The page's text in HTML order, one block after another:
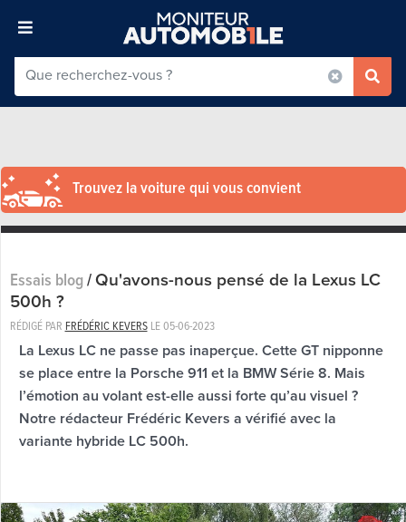
Trouvez la voiture qui vous convient
Essais blog/Qu'avons-nous pensé de la Lexus LC
500h ?
RÉDIGÉ PAR FRÉDÉRIC KEVERSLE05-06-2023
La Lexus LC ne passe pas inaperçue. Cette GT nipponne
se place entre la Porsche 911 et la BMW Série 8. Mais
l’émotion au volant est-elle aussi forte qu’au visuel ?
Notre rédacteur Frédéric Kevers a vérifié avec la
variante hybride LC 500h.